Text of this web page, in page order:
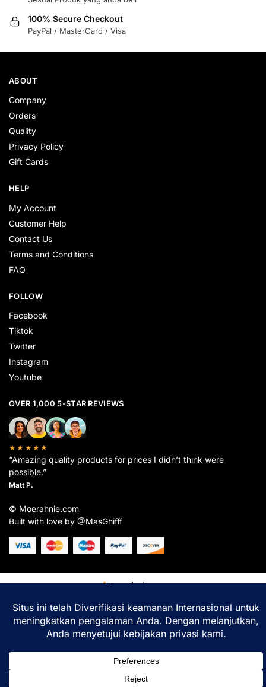
100% Secure Checkout
PayPal / MasterCard / Visa
ABOUT
Company
Orders
Quality
Privacy Policy
Gift Cards
HELP
My Account
Customer Help
Contact Us
Terms and Conditions
FAQ
FOLLOW
Facebook
Tiktok
Twitter
Instagram
Youtube
OVER 1,000 5-STAR REVIEWS
★★★★★
“Amazing quality products for prices I didn’t think were
possible.”
Matt P.
© Moerahnie.com
Built with love by @MasGhifff
Moerahnie.com
pengalaman belanja terbaik Anda.